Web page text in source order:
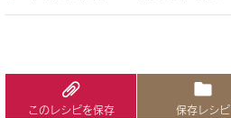
このレシピを保存 保存レシピ